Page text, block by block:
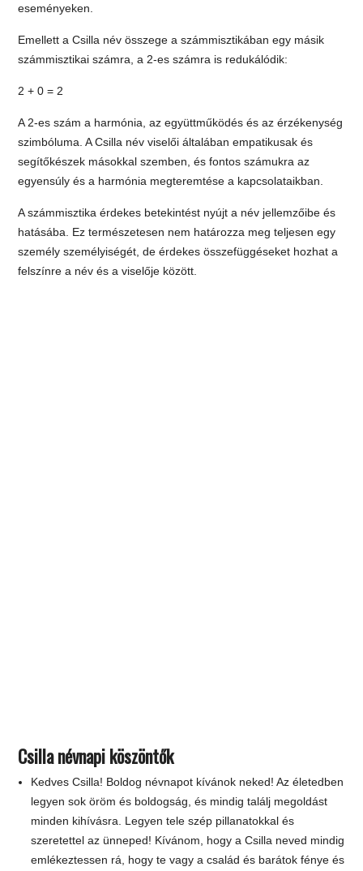
eseményeken.
Emellett a Csilla név összege a számmisztikában egy másik
számmisztikai számra, a 2-es számra is redukálódik:
2 + 0 = 2
A 2-es szám a harmónia, az együttműködés és az érzékenység
szimbóluma. A Csilla név viselői általában empatikusak és
segítőkészek másokkal szemben, és fontos számukra az
egyensúly és a harmónia megteremtése a kapcsolataikban.
A számmisztika érdekes betekintést nyújt a név jellemzőibe és
hatásába. Ez természetesen nem határozza meg teljesen egy
személy személyiségét, de érdekes összefüggéseket hozhat a
felszínre a név és a viselője között.
Csilla névnapi köszöntők
Kedves Csilla! Boldog névnapot kívánok neked! Az életedben
legyen sok öröm és boldogság, és mindig találj megoldást
minden kihívásra. Legyen tele szép pillanatokkal és
szeretettel az ünneped! Kívánom, hogy a Csilla neved mindig
emlékeztessen rá, hogy te vagy a család és barátok fénye és